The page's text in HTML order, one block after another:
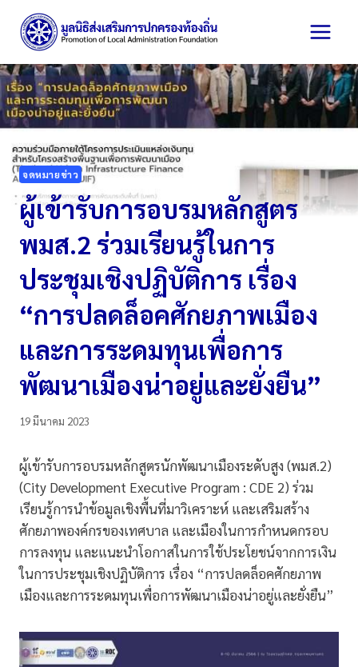
content
จดหมายข่าว
ผู้เข้ารับการอบรมหลักสูตร
พมส.2 ร่วมเรียนรู้ในการ
ประชุมเชิงปฏิบัติการ เรื่อง
“การปลดล็อคศักยภาพเมือง
และการระดมทุนเพื่อการ
พัฒนาเมืองน่าอยู่และยั่งยืน”
19 มีนาคม 2023
ผู้เข้ารับการอบรมหลักสูตรนักพัฒนาเมืองระดับสูง (พมส.2)
(City Development Executive Program : CDE 2) ร่วม
เรียนรู้การนำข้อมูลเชิงพื้นที่มาวิเคราะห์ และเสริมสร้าง
ศักยภาพองค์กรของเทศบาล และเมืองในการกำหนดกรอบ
การลงทุน และแนะนำโอกาสในการใช้ประโยชน์จากการเงิน
ในการประชุมเชิงปฏิบัติการ เรื่อง “การปลดล็อคศักยภาพ
เมืองและการระดมทุนเพื่อการพัฒนาเมืองน่าอยู่และยั่งยืน”